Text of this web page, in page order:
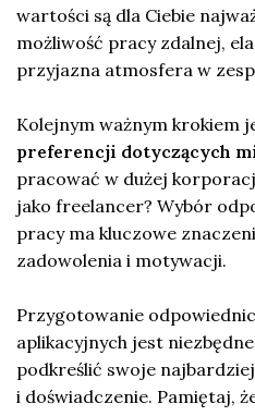
wartości są dla Ciebie
możliwość pracy zdalnej,
przyjazna atmosfera w
Kolejnym ważnym krokiem
preferencji dotyczących
pracować w dużej
jako freelancer? Wybór
pracy ma kluczowe
zadowolenia i motywacji.
Przygotowanie
aplikacyjnych jest
podkreślić swoje
i doświadczenie. Pamiętaj,